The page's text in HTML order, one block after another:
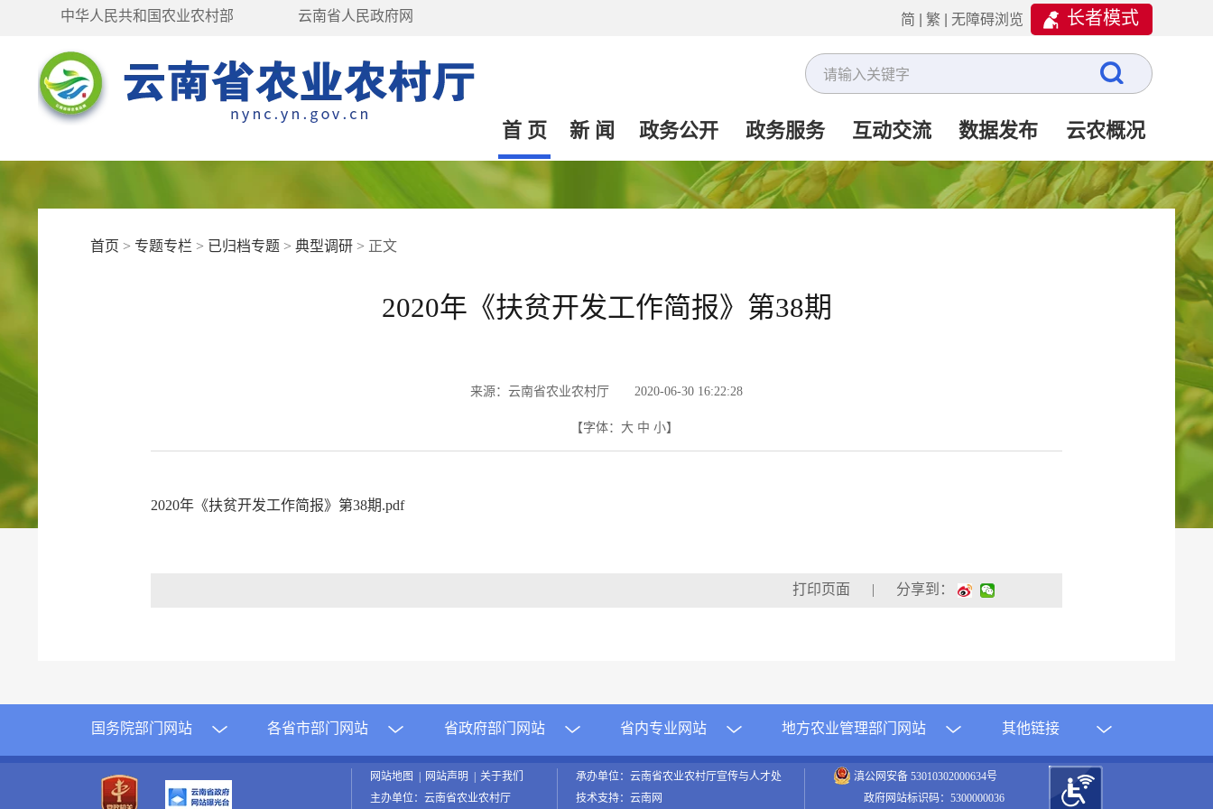
中华人民共和国农业农村部 云南省人民政府网 简 繁| 无障碍浏览 长者模式
首 页 新 闻 政务公开 政务服务 互动交流 数据发布 云农概况
首页 > 专题专栏 > 已归档专题 > 典型调研> 正文
2020年《扶贫开发工作简报》第38期
来源：云南省农业农村厅 2020-06-30 16:22:28
【字体： 大 中 小】
2020年《扶贫开发工作简报》第38期.pdf
| 分享到：
国务院部门网站 各省市部门网站 省政府部门网站 省内专业网站 地方农业管理部门网站 其他链接
网站地图 | 网站声明 |关于我们
主办单位：云南省农业农村厅
承办单位：云南省农业农村厅宣传与人才处
技术支持：云南网
滇公网安备 53010302000634号
政府网站标识码：5300000036